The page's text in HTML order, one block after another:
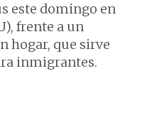
este domingo en
frente a un
hogar, que sirve
inmigrantes.